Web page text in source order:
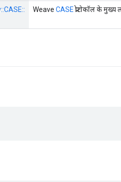
CASE::
Weave CASE प्रोटोकॉल के